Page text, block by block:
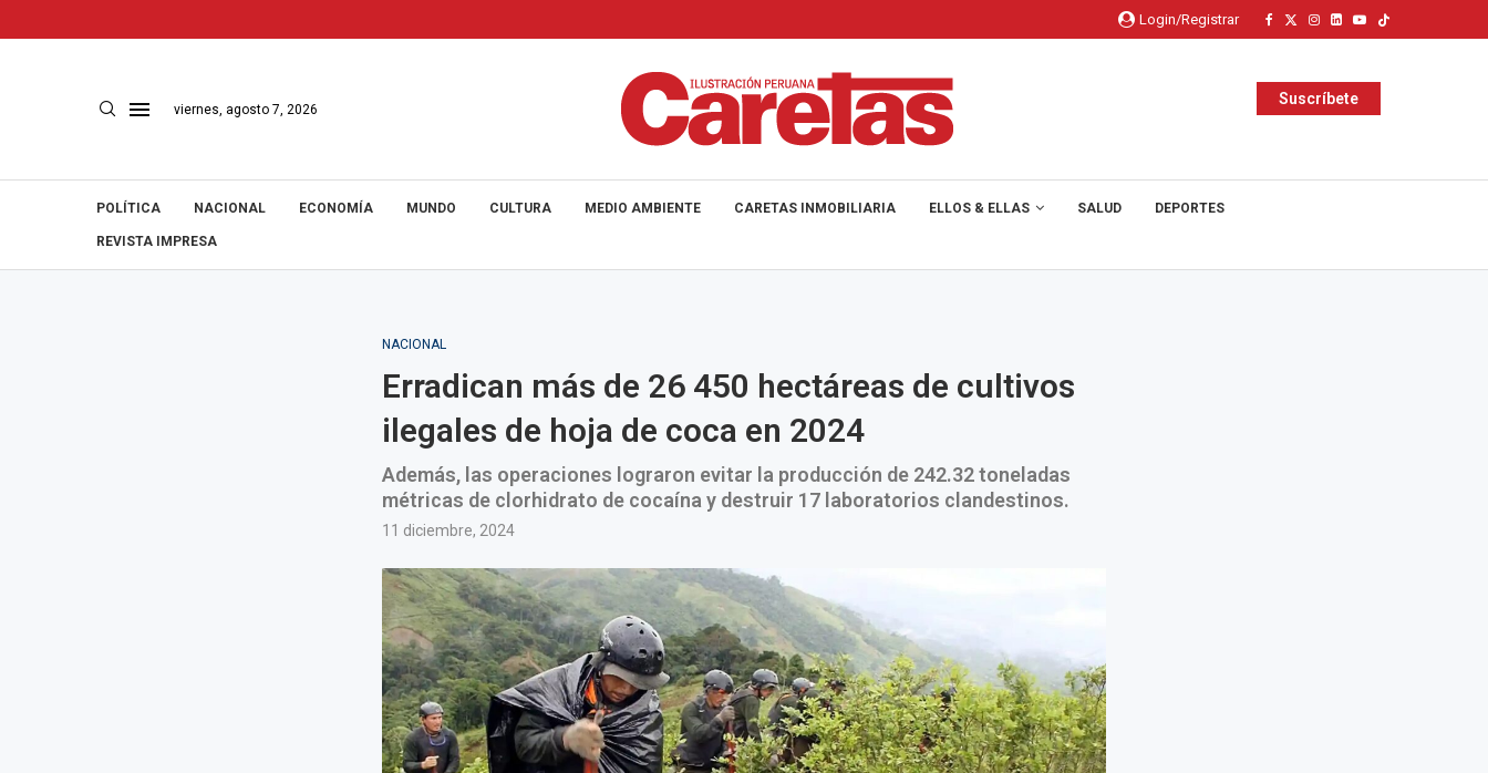
Login/Registrar
viernes, agosto 7, 2026
Suscríbete
POLÍTICA NACIONAL ECONOMÍA MUNDO CULTURA MEDIO AMBIENTE CARETAS INMOBILIARIA ELLOS & ELLAS SALUD DEPORTES
REVISTA IMPRESA
NACIONAL
Erradican más de 26 450 hectáreas de cultivos
ilegales de hoja de coca en 2024
Además, las operaciones lograron evitar la producción de 242.32 toneladas
métricas de clorhidrato de cocaína y destruir 17 laboratorios clandestinos.
11 diciembre, 2024